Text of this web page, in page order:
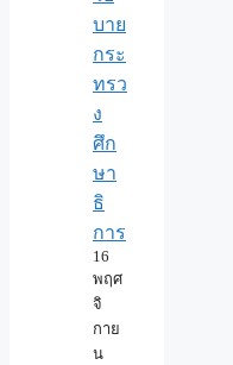
บาย
กระ
ทรว
ง
ศึก
ษา
ธิ
การ
16
พฤศ
จิ
กาย
น